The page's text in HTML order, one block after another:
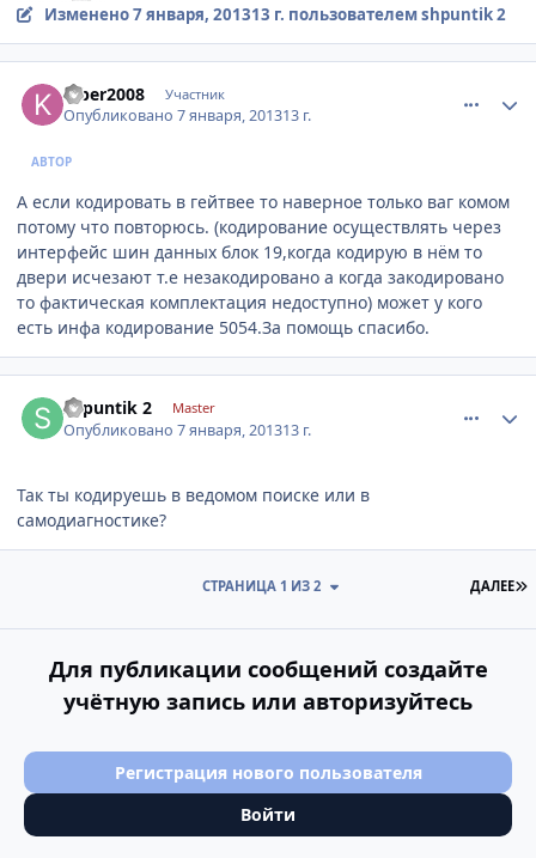
Изменено7 января, 201313 г. пользователем shpuntik 2
kiber2008 Участник
Опубликовано7 января, 201313 г.
АВТОР
А если кодировать в гейтвее то наверное только ваг комом
потому что повторюсь. (кодирование осуществлять через
интерфейс шин данных блок 19,когда кодирую в нём то
двери исчезают т.е незакодировано а когда закодировано
то фактическая комплектация недоступно) может у кого
есть инфа кодирование 5054.За помощь спасибо.
shpuntik 2 Master
Опубликовано7 января, 201313 г.
Так ты кодируешь в ведомом поиске или в
самодиагностике?
ДАЛЕЕ
СТРАНИЦА 1 ИЗ 2
Для публикации сообщений создайте
учётную запись или авторизуйтесь
Регистрация нового пользователя
Войти